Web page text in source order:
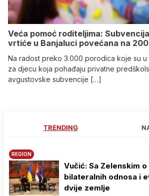
Veća pomoć roditeljima:
vrtiće u Banjaluci povećana na 200
Na radost preko 3.000 porodica koje su u
za djecu koja pohađaju privatne
avgustovske subvencije […]
TRENDING
REGION
Vučić: Sa Zelenskim
bilateralnih odnosa i
dvije zemlje